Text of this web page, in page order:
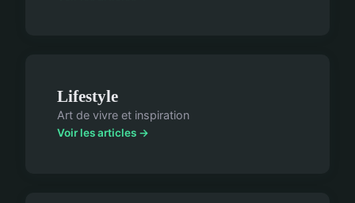
Lifestyle
Art de vivre et inspiration
Voir les articles →